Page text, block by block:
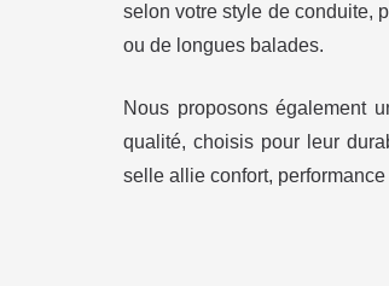
selon votre style de conduite,
ou de longues balades.
Nous proposons également
qualité, choisis pour leur
selle allie confort,